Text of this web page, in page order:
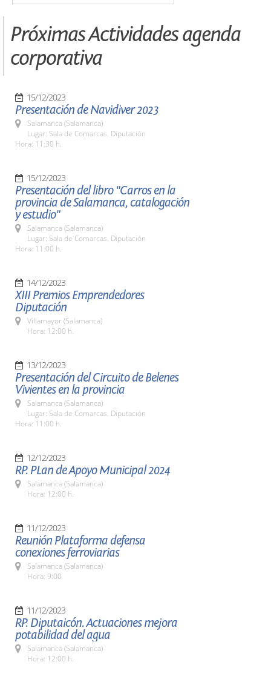
Próximas Actividades agenda
corporativa
15/12/2023
Presentación de Navidiver 2023
Salamanca (Salamanca)
Lugar: Sala de Comarcas. Diputación
Hora: 11:30 h.
15/12/2023
Presentación del libro "Carros en la
provincia de Salamanca, catalogación
y estudio"
Salamanca (Salamanca)
Lugar: Sala de Comarcas. Diputación
Hora: 11:00 h.
14/12/2023
XIII Premios Emprendedores
Diputación
Villamayor (Salamanca)
Hora: 12:00 h.
13/12/2023
Presentación del Circuito de Belenes
Vivientes en la provincia
Salamanca (Salamanca)
Lugar: Sala de Comarcas. Diputación
Hora: 11:00 h.
12/12/2023
RP. PLan de Apoyo Municipal 2024
Salamanca (Salamanca)
Hora: 12:00 h.
11/12/2023
Reunión Plataforma defensa
conexiones ferroviarias
Salamanca (Salamanca)
Hora: 9:00
11/12/2023
RP. Diputaicón. Actuaciones mejora
potabilidad del agua
Salamanca (Salamanca)
Hora: 12:00 h.